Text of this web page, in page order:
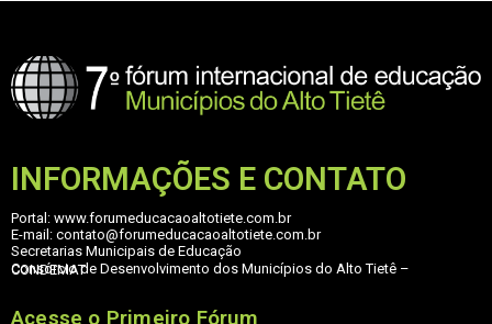
INFORMAÇÕES E CONTATO
Portal: www.forumeducacaoaltotiete.com.br
E-mail: contato@forumeducacaoaltotiete.com.br
Secretarias Municipais de Educação
Consórcio de Desenvolvimento dos Municípios do Alto Tietê – CONDEMAT
Acesse o Primeiro Fórum